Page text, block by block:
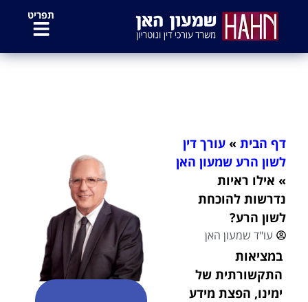
תפריט
דף הבית »עורך דין
לשון הרע שמעון האן
» אילו ראיות
נדרשות להוכחת
לשון הרע?
עו"ד שמעון האן
במציאות
התקשורתית של
ימינו, הפצת מידע